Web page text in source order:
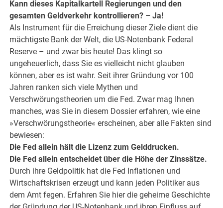
Kann dieses Kapitalkartell Regierungen und den
gesamten Geldverkehr kontrollieren? – Ja!
Als Instrument für die Erreichung dieser Ziele dient die
mächtigste Bank der Welt, die US-Notenbank Federal
Reserve – und zwar bis heute! Das klingt so
ungeheuerlich, dass Sie es vielleicht nicht glauben
können, aber es ist wahr. Seit ihrer Gründung vor 100
Jahren ranken sich viele Mythen und
Verschwörungstheorien um die Fed. Zwar mag Ihnen
manches, was Sie in diesem Dossier erfahren, wie eine
»Verschwörungstheorie« erscheinen, aber alle Fakten sind
bewiesen:
Die Fed allein hält die Lizenz zum Gelddrucken.
Die Fed allein entscheidet über die Höhe der Zinssätze.
Durch ihre Geldpolitik hat die Fed Inflationen und
Wirtschaftskrisen erzeugt und kann jeden Politiker aus
dem Amt fegen. Erfahren Sie hier die geheime Geschichte